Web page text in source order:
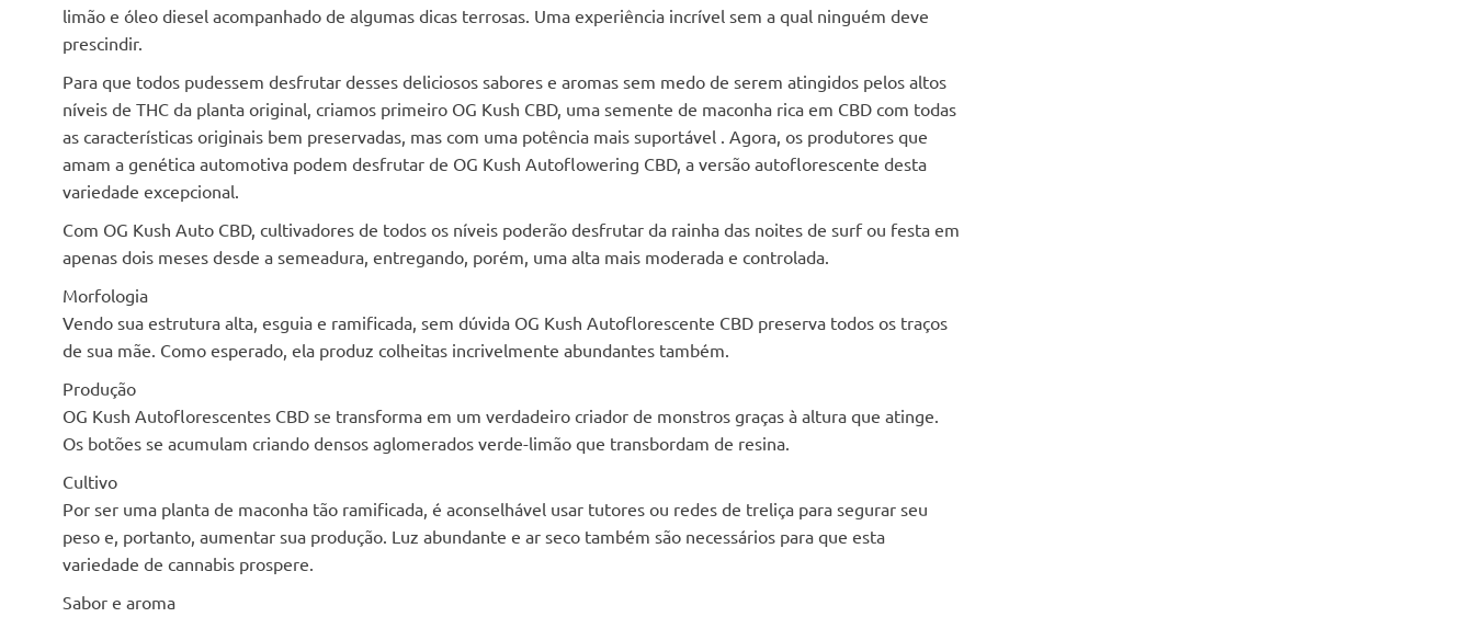
limão e óleo diesel acompanhado de algumas dicas terrosas. Uma experiência incrível sem a qual ninguém deve
prescindir.
Para que todos pudessem desfrutar desses deliciosos sabores e aromas sem medo de serem atingidos pelos altos
níveis de THC da planta original, criamos primeiro OG Kush CBD, uma semente de maconha rica em CBD com todas
as características originais bem preservadas, mas com uma potência mais suportável . Agora, os produtores que
amam a genética automotiva podem desfrutar de OG Kush Autoflowering CBD, a versão autoflorescente desta
variedade excepcional.
Com OG Kush Auto CBD, cultivadores de todos os níveis poderão desfrutar da rainha das noites de surf ou festa em
apenas dois meses desde a semeadura, entregando, porém, uma alta mais moderada e controlada.
Morfologia
Vendo sua estrutura alta, esguia e ramificada, sem dúvida OG Kush Autoflorescente CBD preserva todos os traços
de sua mãe. Como esperado, ela produz colheitas incrivelmente abundantes também.
Produção
OG Kush Autoflorescentes CBD se transforma em um verdadeiro criador de monstros graças à altura que atinge.
Os botões se acumulam criando densos aglomerados verde-limão que transbordam de resina.
Cultivo
Por ser uma planta de maconha tão ramificada, é aconselhável usar tutores ou redes de treliça para segurar seu
peso e, portanto, aumentar sua produção. Luz abundante e ar seco também são necessários para que esta
variedade de cannabis prospere.
Sabor e aroma